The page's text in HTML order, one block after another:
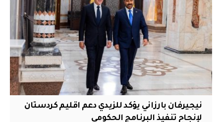
نيجيرفان بارزاني يؤكد للزيدي دعم اقليم ‏كردستان
لإنجاح تنفيذ البرنامج الحكومي